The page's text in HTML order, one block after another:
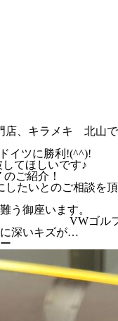
店、キラメキ 北山で
イツに勝利!(^^)!
てほしいです♪
ご紹介！
したいとのご相談を頂
う御座います。
深いキズが…